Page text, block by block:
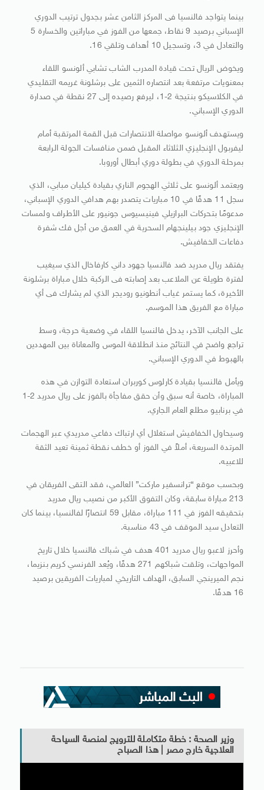
بينما يتواجد فالنسيا فى المركز الثامن عشر بجدول ترتيب الدوري
الإسباني برصيد 9 نقاط، جمعها من الفوز في مباراتين والخسارة 5
والتعادل في 3، وتسجيل 10 أهداف وتلقي 16.
ويخوض الريال تحت قيادة المدرب الشاب تشابي ألونسو اللقاء
بمعنويات مرتفعة بعد انتصاره الثمين على برشلونة غريمه التقليدي
في الكلاسيكو بنتيجة 2-1، ليرفع رصيده إلى 27 نقطة في صدارة
الدوري الإسباني.
ويستهدف ألونسو مواصلة الانتصارات قبل القمة المرتقبة أمام
ليفربول الإنجليزي الثلاثاء المقبل ضمن منافسات الجولة الرابعة
بمرحلة الدوري في بطولة دوري أبطال أوروبا.
ويعتمد ألونسو على ثلاثي الهجوم الناري بقيادة كيليان مبابي، الذي
سجل 11 هدفًا في 10 مباريات يتصدر بهم هدافي الدوري الإسباني،
مدعومًا بتحركات البرازيلي فينيسيوس جونيور على الأطراف ولمسات
الإنجليزي جود بيلينجهام السحرية في العمق من أجل فك شفرة
دفاعات الخفافيش.
يفتقد ريال مدريد ضد فالنسيا جهود داني كارفاخال الذي سيغيب
لفترة طويلة عن الملاعب بعد إصابته فى الركبة خلال مباراة برشلونة
الأخيرة، كما يستمر غياب أنطونيو روديجر الذي لم يشارك فى أي
مباراة مع الفريق هذا الموسم.
على الجانب الآخر، يدخل فالنسيا اللقاء في وضعية حرجة، وسط
تراجع واضح في النتائج منذ انطلاقة الموس والمعاناة بين المهددين
بالهبوط في الدوري الإسباني.
ويأمل فالنسيا بقيادة كارلوس كوربران استعادة التوازن في هذه
المباراة، خاصة أنه سبق وأن حقق مفاجأة بالفوز على ريال مدريد 2-1
في برنابيو مطلع العام الجاري.
وسيحاول الخفافيش استغلال أي ارتباك دفاعي مدريدي عبر الهجمات
المرتدة السريعة، أملاً في الفوز أو خطف نقطة ثمينة تعيد الثقة
للاعبيه.
وبحسب موقع “ترانسفير ماركت” العالمي، فقد التقى الفريقان في
213 مباراة سابقة، وكان التفوق الأكبر من نصيب ريال مدريد
بتحقيقه الفوز في 111 مباراة، مقابل 59 انتصارًا لفالنسيا، بينما كان
التعادل سيد الموقف في 43 مناسبة.
وأحرز لاعبو ريال مدريد 401 هدف في شباك فالنسيا خلال تاريخ
المواجهات، وتلقت شباكهم 271 هدفًا، ويُعد الفرنسي كريم بنزيما،
نجم الميرينجي السابق، الهداف التاريخي لمباريات الفريقين برصيد
16 هدفًا.
وزير الصحة : خطة متكاملة للترويج لمنصة السياحة
العلاجية خارج مصر | هذا الصباح